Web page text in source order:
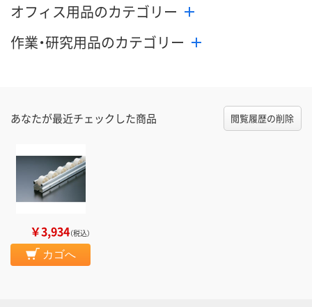
オフィス用品のカテゴリー
作業・研究用品のカテゴリー
あなたが最近チェックした商品 閲覧履歴の削除
￥3,934（税込）
カゴへ